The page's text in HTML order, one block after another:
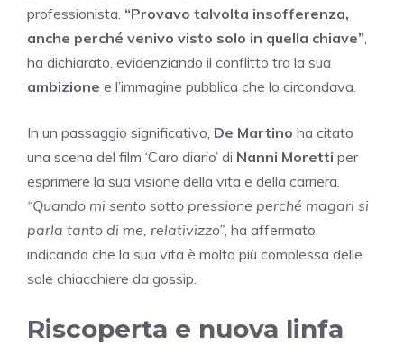
professionista. “Provavo talvolta insofferenza,
anche perché venivo visto solo in quella chiave”,
ha dichiarato, evidenziando il conflitto tra la sua
ambizione e l’immagine pubblica che lo circondava.
In un passaggio significativo, De Martino ha citato
una scena del film ‘Caro diario’ di Nanni Moretti per
esprimere la sua visione della vita e della carriera.
“Quando mi sento sotto pressione perché magari si
parla tanto di me, relativizzo”, ha affermato,
indicando che la sua vita è molto più complessa delle
sole chiacchiere da gossip.
Riscoperta e nuova linfa